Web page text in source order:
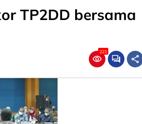
TP2DD bersama
221